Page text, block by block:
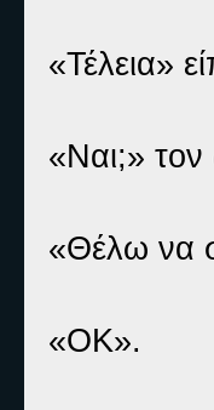
«Τέλεια»
«Ναι;»
«Θέλω να
«ΟΚ».